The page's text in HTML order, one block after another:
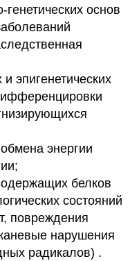
основ
и эпигенетических
энергии
белков
состояний
повреждения
нарушения
радикалов) .